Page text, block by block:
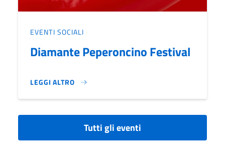
EVENTI SOCIALI
Diamante Peperoncino Festival
LEGGI ALTRO
DIAMANTE PEPERONCINO FESTIVAL}
Tutti gli eventi